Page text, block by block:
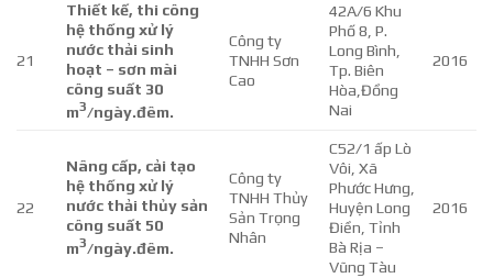
21
Thiết kế, thi công
hệ thống xử lý
nước thải sinh
hoạt – sơn mài
công suất 30
m3/ngày.đêm.
Công ty
TNHH Sơn
Cao
42A/6 Khu
Phố 8, P.
Long Bình,
Tp. Biên
Hòa,Đồng
Nai
2016
22
Nâng cấp, cải tạo
hệ thống xử lý
nước thải thủy sản
công suất 50
m3/ngày.đêm.
Công ty
TNHH Thủy
Sản Trọng
Nhân
C52/1 ấp Lò
Vôi, Xã
Phước Hưng,
Huyện Long
Điền, Tỉnh
Bà Rịa –
Vũng Tàu
2016